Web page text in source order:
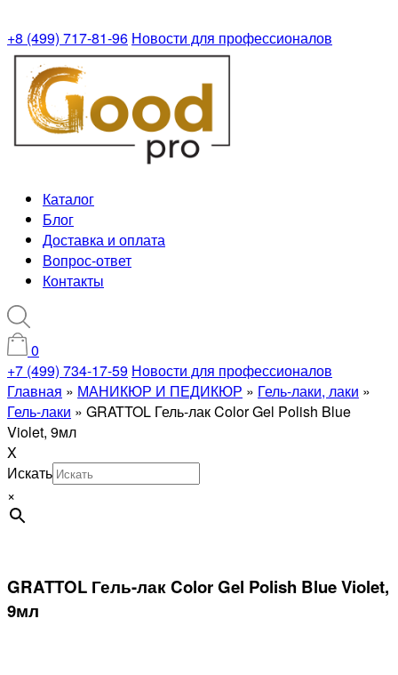
+8 (499) 717-81-96 Новости для профессионалов
Каталог
Блог
Доставка и оплата
Вопрос-ответ
Контакты
0
+7 (499) 734-17-59 Новости для профессионалов
Главная » МАНИКЮР И ПЕДИКЮР » Гель-лаки, лаки »
Гель-лаки » GRATTOL Гель-лак Color Gel Polish Blue
Violet, 9мл
X
Искать
×
GRATTOL Гель-лак Color Gel Polish Blue Violet,
9мл